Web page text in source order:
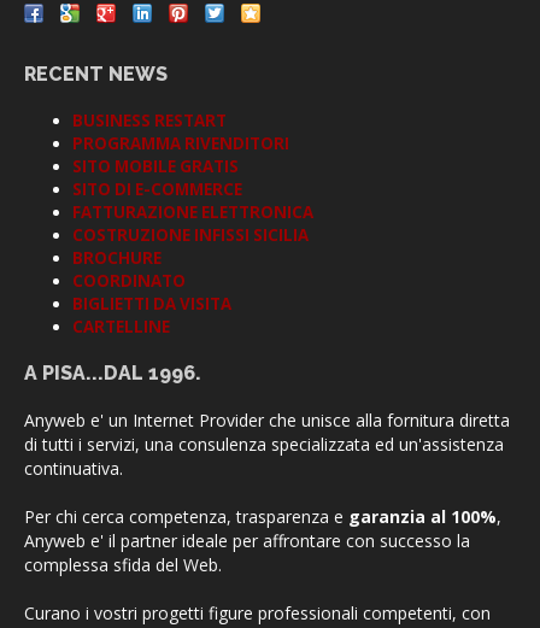
RECENT NEWS
BUSINESS RESTART
PROGRAMMA RIVENDITORI
SITO MOBILE GRATIS
SITO DI E-COMMERCE
FATTURAZIONE ELETTRONICA
COSTRUZIONE INFISSI SICILIA
BROCHURE
COORDINATO
BIGLIETTI DA VISITA
CARTELLINE
A PISA...DAL 1996.
Anyweb e' un Internet Provider che unisce alla fornitura diretta
di tutti i servizi, una consulenza specializzata ed un'assistenza
continuativa.
Per chi cerca competenza, trasparenza e garanzia al 100%,
Anyweb e' il partner ideale per affrontare con successo la
complessa sfida del Web.
Curano i vostri progetti figure professionali competenti, con